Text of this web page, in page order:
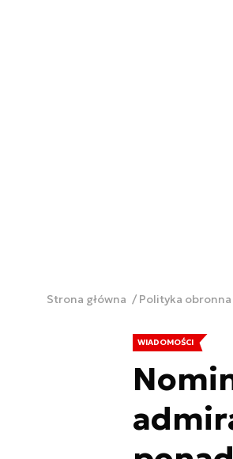
Strona główna Polityka obronna
WIADOMOŚCI